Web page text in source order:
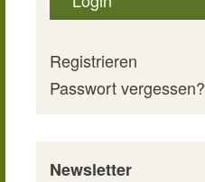
Registrieren
Passwort vergessen?
Newsletter